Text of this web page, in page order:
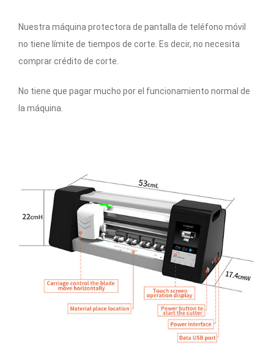
Nuestra máquina protectora de pantalla de teléfono móvil
no tiene límite de tiempos de corte. Es decir, no necesita
comprar crédito de corte.
No tiene que pagar mucho por el funcionamiento normal de
la máquina.